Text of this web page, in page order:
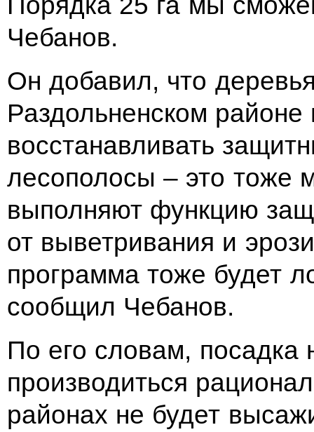
Чебанов.
Он добавил, что
Раздольненском
восстанавливать
лесополосы – это тоже
выполняют функцию
от выветривания и
программа тоже будет
сообщил Чебанов.
По его словам, посадка
производиться
районах не будет